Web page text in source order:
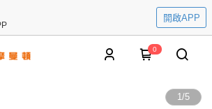
開啟APP
0
1/5